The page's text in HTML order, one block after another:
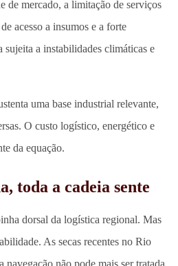
de mercado, a limitação de serviços
acesso a insumos e a forte
sujeita a instabilidades climáticas e
uma base industrial relevante,
O custo logístico, energético e
da equação.
toda a cadeia sente
dorsal da logística regional. Mas
As secas recentes no Rio
não pode mais ser tratada